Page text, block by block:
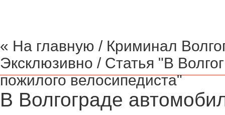
« На главную / Криминал
Эксклюзивно / Статья "В
пожилого велосипедиста"
В Волгограде